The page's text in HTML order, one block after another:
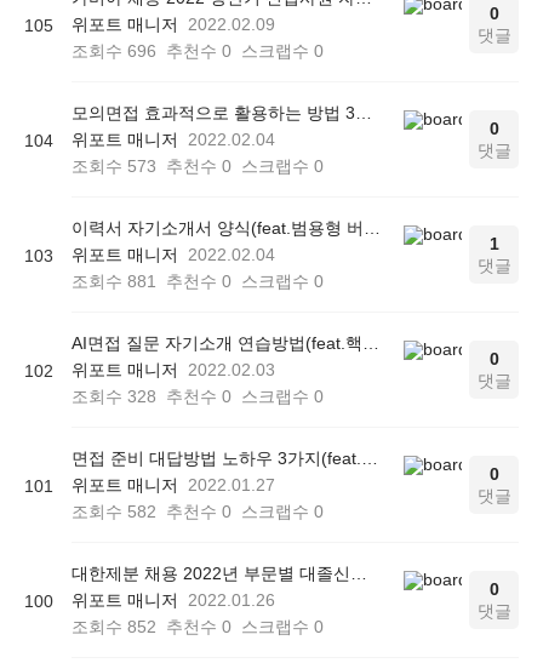
105
위포트 매니저
2022.02.09
조회수 696 추천수 0 스크랩수 0
0
댓글
104
위포트 매니저
2022.02.04
조회수 573 추천수 0 스크랩수 0
0
댓글
103
위포트 매니저
2022.02.04
조회수 881 추천수 0 스크랩수 0
1
댓글
102
위포트 매니저
2022.02.03
조회수 328 추천수 0 스크랩수 0
0
댓글
101
위포트 매니저
2022.01.27
조회수 582 추천수 0 스크랩수 0
0
댓글
100
위포트 매니저
2022.01.26
조회수 852 추천수 0 스크랩수 0
0
댓글